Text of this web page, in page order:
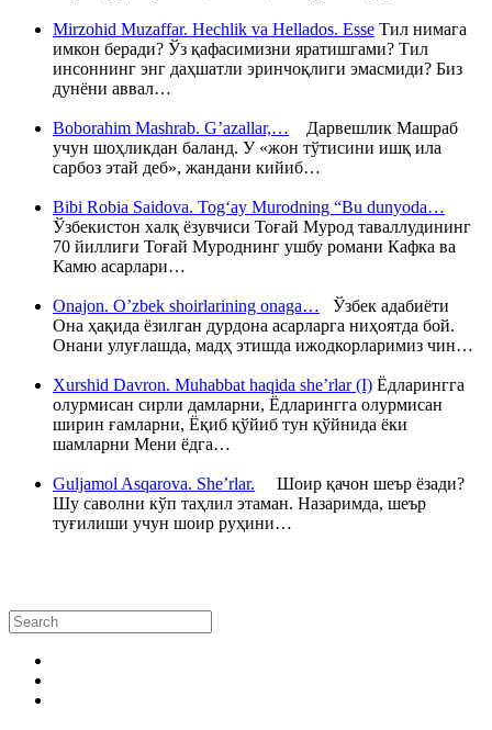
Mirzohid Muzaffar. Hechlik va Hellados. Esse Тил нимага
имкон беради? Ўз қафасимизни яратишгами? Тил
инсоннинг энг даҳшатли эринчоқлиги эмасмиди? Биз
дунёни аввал…
Boborahim Mashrab. G’azallar,… Дарвешлик Машраб
учун шоҳликдан баланд. У «жон тўтисини ишқ ила
сарбоз этай деб», жандани кийиб…
Bibi Robia Saidova. Tog‘ay Murodning “Bu dunyoda…
Ўзбекистон халқ ёзувчиси Тоғай Мурод таваллудининг
70 йиллиги Тоғай Муроднинг ушбу романи Кафка ва
Камю асарлари…
Onajon. O’zbek shoirlarining onaga… Ўзбек адабиёти
Она ҳақида ёзилган дурдона асарларга ниҳоятда бой.
Онани улуғлашда, мадҳ этишда ижодкорларимиз чин…
Xurshid Davron. Muhabbat haqida she’rlar (I) Ёдларингга
олурмисан сирли дамларни, Ёдларингга олурмисан
ширин ғамларни, Ёқиб қўйиб тун қўйнида ёки
шамларни Мени ёдга…
Guljamol Asqarova. She’rlar. Шоир қачон шеър ёзади?
Шу саволни кўп таҳлил этаман. Назаримда, шеър
туғилиши учун шоир руҳини…